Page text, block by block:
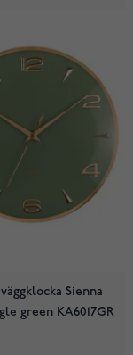
Sienna
green KA6017GR